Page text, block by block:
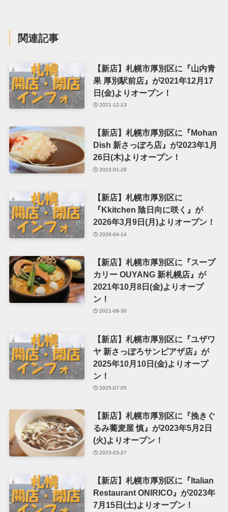
関連記事
【新店】札幌市厚別区に『山内青
果 厚別駅前店』が2021年12月17
日(金)よりオープン！
2021-12-13
【新店】札幌市厚別区に『Mohan
Dish 新さっぽろ店』が2023年1月
26日(木)よりオープン！
2023-01-29
【新店】札幌市厚別区に
『Kkitchen 陰日向に咲く』が
2026年3月9日(月)よりオープン！
2026-04-14
【新店】札幌市厚別区に『スープ
カリー OUYANG 新札幌店』が
2021年10月8日(金)よりオープ
ン！
2021-08-30
【新店】札幌市厚別区に『ユザワ
ヤ 新さっぽろサンピアザ店』が
2025年10月10日(金)よりオープ
ン！
2025-07-05
【新店】札幌市厚別区に『挽きぐ
るみ蕎麦屋 慎』が2023年5月2日
(火)よりオープン！
2023-03-27
【新店】札幌市厚別区に『Italian
Restaurant ONIRICO』が2023年
7月15日(土)よりオープン！